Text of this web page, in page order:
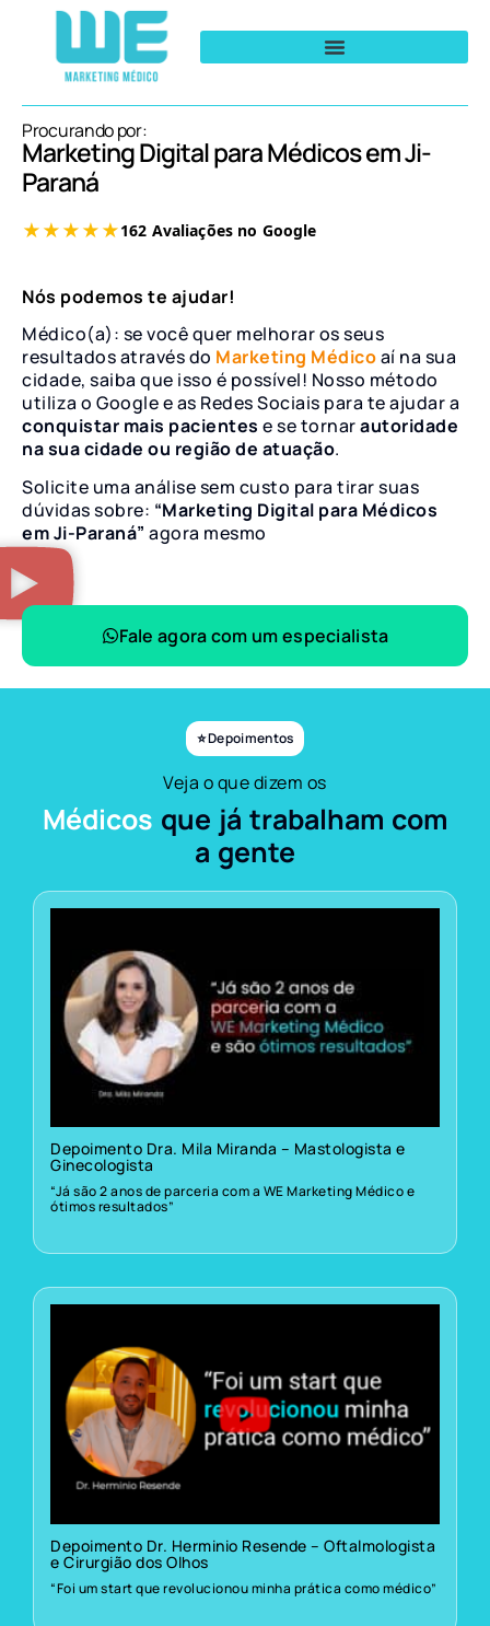
Procurando por:
Marketing Digital para Médicos em Ji-
Paraná
Nós podemos te ajudar!
Médico(a): se você quer melhorar os seus
resultados através do Marketing Médicoaí na sua
cidade, saiba que isso é possível! Nosso método
utiliza o Google e as Redes Sociais para te ajudar a
conquistar mais pacientes e se tornarautoridade
na sua cidade ou região de atuação.
Solicite uma análise sem custo para tirar suas
dúvidas sobre: “Marketing Digital para Médicos
em Ji-Paraná” agora mesmo
Fale agora com um especialista
⭐ Depoimentos
Veja o que dizem os
Médicos que já trabalham com
a gente
Depoimento Dra. Mila Miranda – Mastologista e
Ginecologista
“Já são 2 anos de parceria com a WE Marketing Médico e
ótimos resultados”
Depoimento Dr. Herminio Resende – Oftalmologista
e Cirurgião dos Olhos
“Foi um start que revolucionou minha prática como médico”